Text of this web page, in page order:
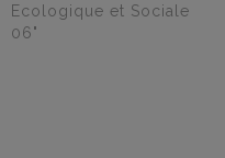
Ecologique et Sociale
06"